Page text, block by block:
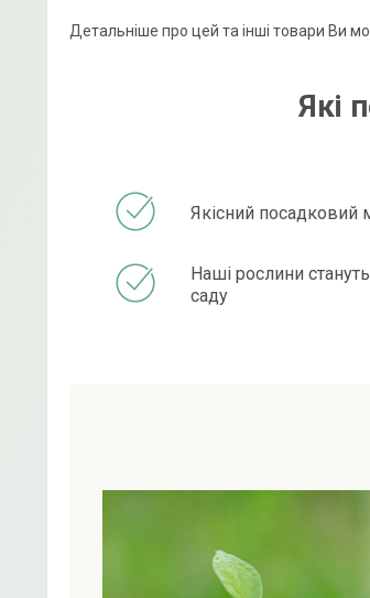
Детальніше про цей та інші товари Ви
Які
Якісний посадковий
Наші рослини
саду